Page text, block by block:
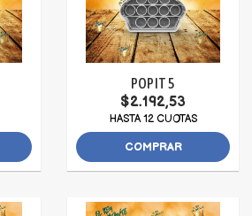
POP IT 5
$2.192,53
HASTA 12 CUOTAS
COMPRAR